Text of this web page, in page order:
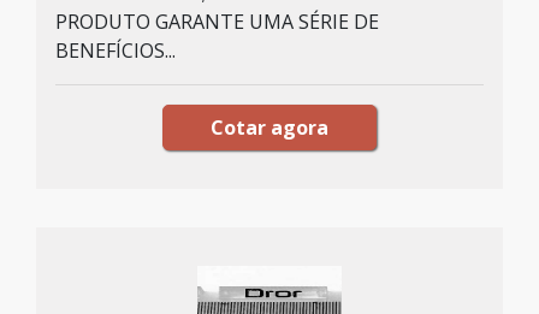
PRODUTO GARANTE UMA SÉRIE DE
BENEFÍCIOS...
Cotar agora